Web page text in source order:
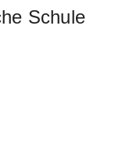
Schule